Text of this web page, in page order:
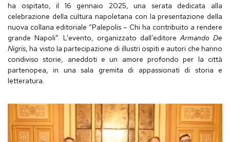
ha ospitato, il 16 gennaio 2025, una serata dedicata alla
celebrazione della cultura napoletana con la presentazione della
nuova collana editoriale “Palepolis – Chi ha contribuito a rendere
grande Napoli”. L’evento, organizzato dall’editoreArmando De
Nigris, ha visto la partecipazione di illustri ospiti e autori che hanno
condiviso storie, aneddoti e un amore profondo per la città
partenopea, in una sala gremita di appassionati di storia e
letteratura.